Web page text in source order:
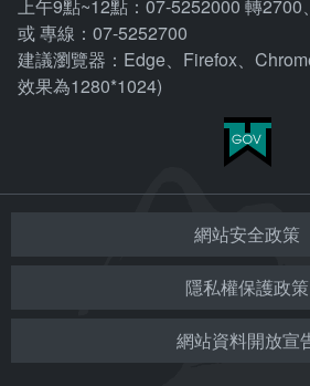
上午9點~12點：07-5252000 轉
或 專線：07-5252700
建議瀏覽器：Edge、Firefox、
效果為1280*1024)
網站安全政策
隱私權保護政策
網站資料開放宣